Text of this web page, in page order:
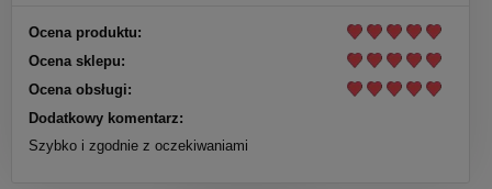
Ocena produktu:
Ocena sklepu:
Ocena obsługi:
Dodatkowy komentarz:
Szybko i zgodnie z oczekiwaniami